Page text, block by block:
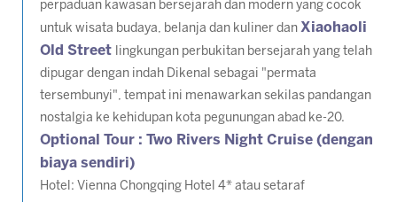
perpaduan kawasan bersejarah dan modern yang cocok
untuk wisata budaya, belanja dan kuliner dan Xiaohaoli
Old Street
lingkungan perbukitan bersejarah yang telah
dipugar dengan indah Dikenal sebagai "permata
tersembunyi", tempat ini menawarkan sekilas pandangan
nostalgia ke kehidupan kota pegunungan abad ke-20.
Optional Tour : Two Rivers Night Cruise (dengan
biaya sendiri)
Hotel: Vienna Chongqing Hotel 4* atau setaraf